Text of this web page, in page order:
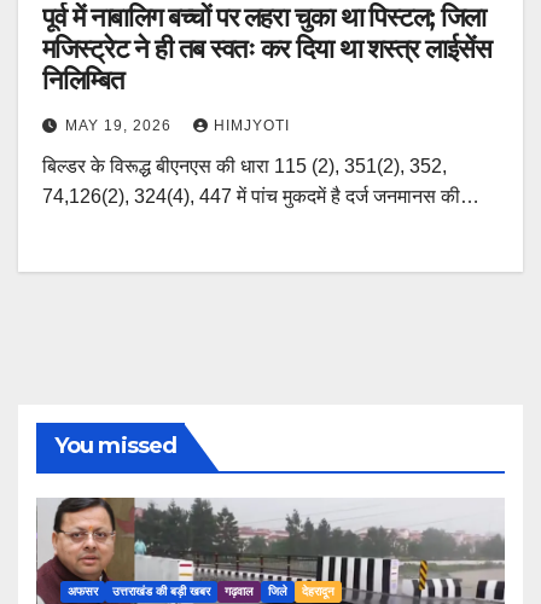
पूर्व में नाबालिग बच्चों पर लहरा चुका था पिस्टल; जिला
मजिस्ट्रेट ने ही तब स्वतः कर दिया था शस्त्र लाईसेंस
निलिम्बित
MAY 19, 2026 HIMJYOTI
बिल्डर के विरूद्ध बीएनएस की धारा 115 (2), 351(2), 352,
74,126(2), 324(4), 447 में पांच मुकदमें है दर्ज जनमानस की…
You missed
अफसर उत्तराखंड की बड़ी खबर गढ़वाल जिले देहरादून